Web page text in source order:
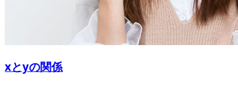
xとyの関係